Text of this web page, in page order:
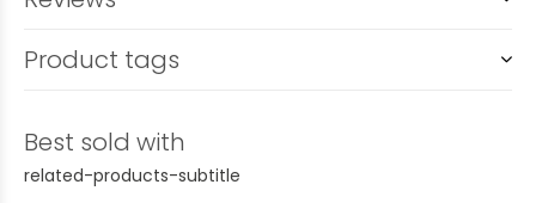
Product tags
Best sold with
related-products-subtitle